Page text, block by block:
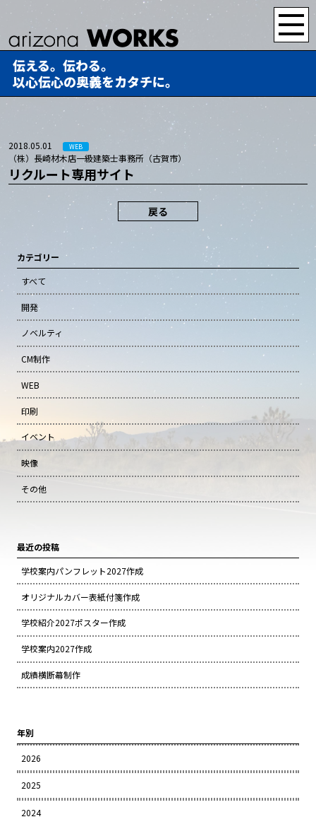
伝える。伝わる。
以心伝心の奥義をカタチに。
2018.05.01 WEB
（株）長崎材木店一級建築士事務所（古賀市）
リクルート専用サイト
戻る
カテゴリー
すべて
開発
ノベルティ
CM制作
WEB
印刷
イベント
映像
その他
最近の投稿
学校案内パンフレット2027作成
オリジナルカバー表紙付箋作成
学校紹介2027ポスター作成
学校案内2027作成
成績横断幕制作
年別
2026
2025
2024